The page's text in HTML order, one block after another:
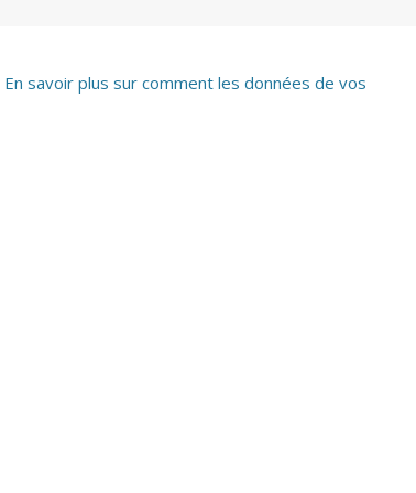
En savoir plus sur comment les données de vos